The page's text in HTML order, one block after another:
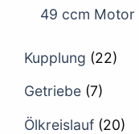
49 ccm Motor
Kupplung (22)
Getriebe (7)
Ölkreislauf (20)